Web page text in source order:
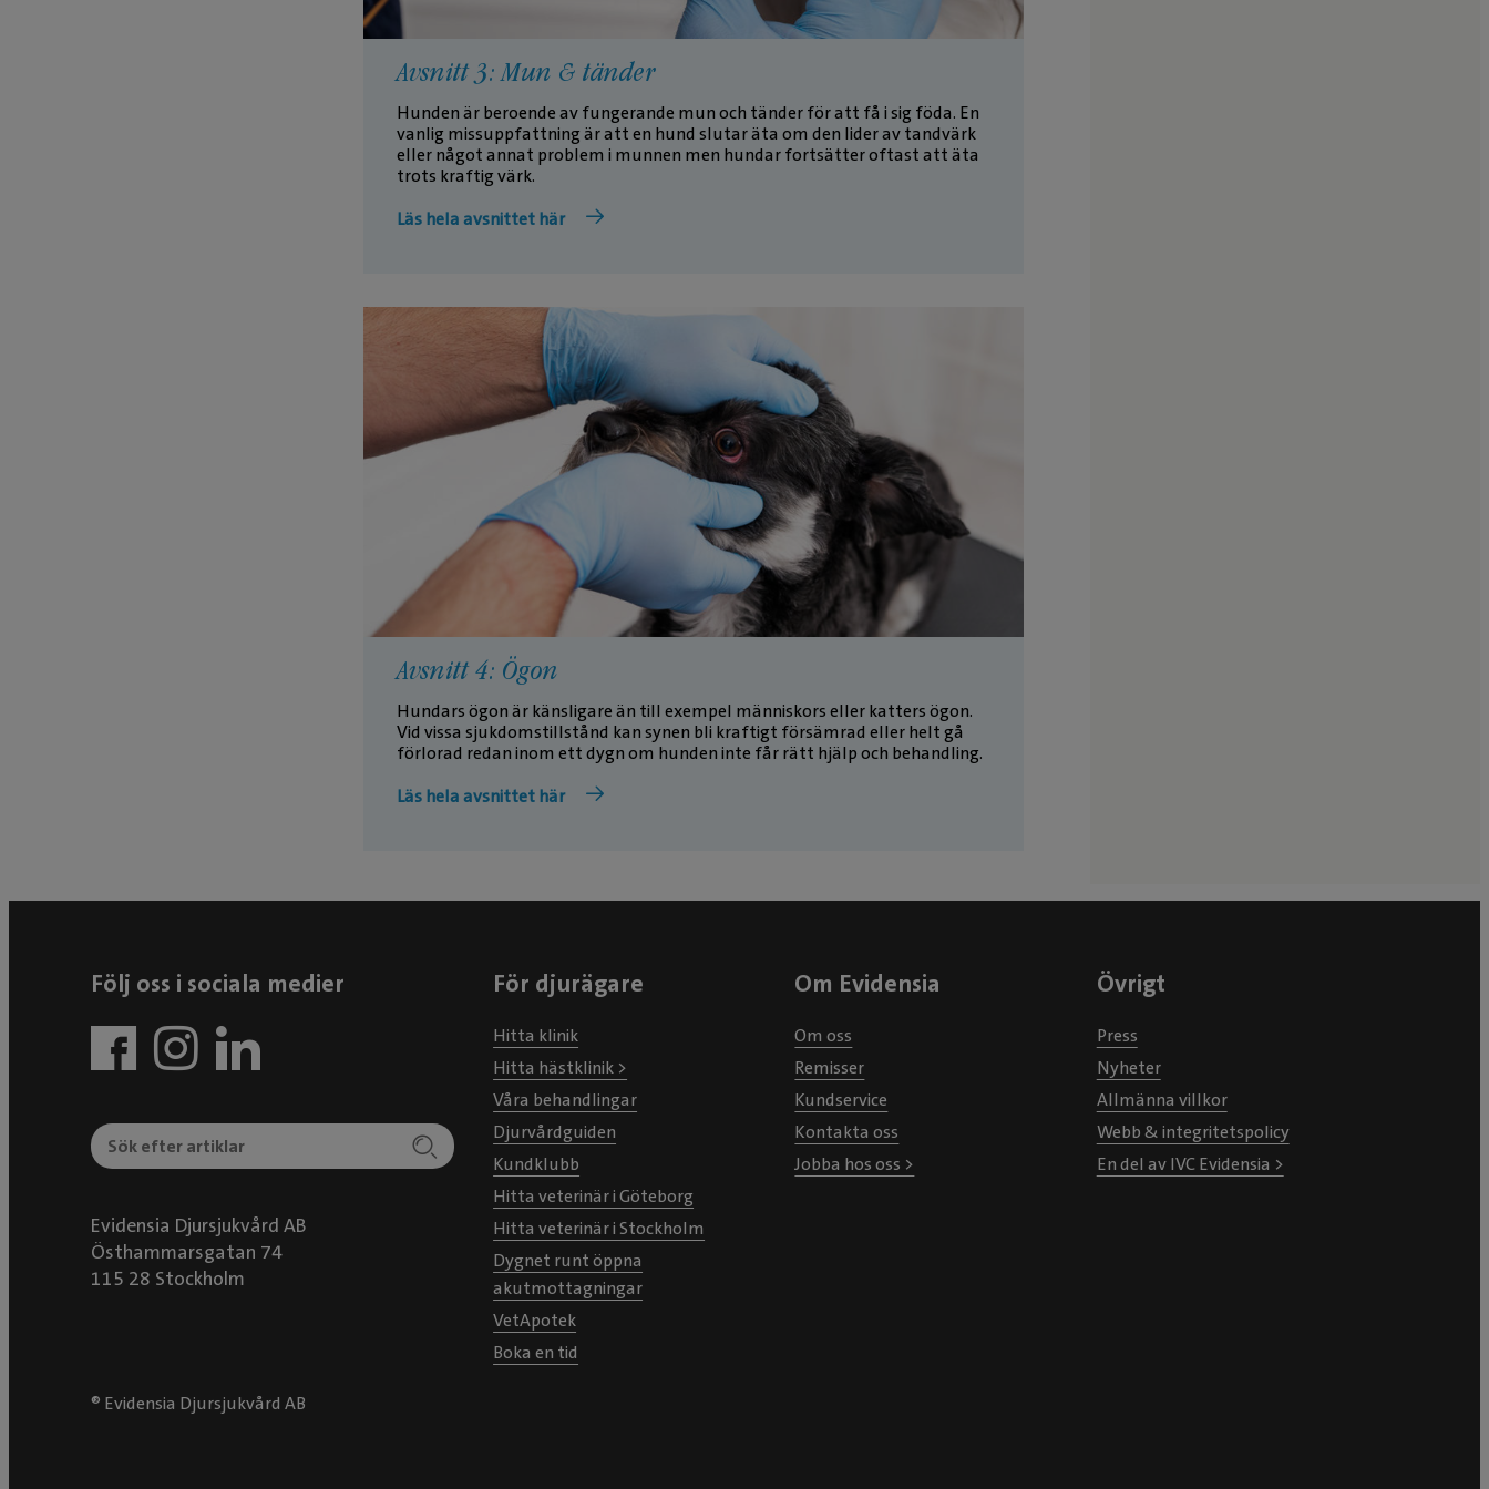
Avsnitt 3: Mun & tänder
Hunden är beroende av fungerande mun och tänder för att få i sig föda. En
vanlig missuppfattning är att en hund slutar äta om den lider av tandvärk
eller något annat problem i munnen men hundar fortsätter oftast att äta
trots kraftig värk.
Läs hela avsnittet här
Avsnitt 4: Ögon
Hundars ögon är känsligare än till exempel människors eller katters ögon.
Vid vissa sjukdomstillstånd kan synen bli kraftigt försämrad eller helt gå
förlorad redan inom ett dygn om hunden inte får rätt hjälp och behandling.
Läs hela avsnittet här
Följ oss i sociala medier
Evidensia Djursjukvård AB
Östhammarsgatan 74
115 28 Stockholm
För djurägare
Hitta klinik
Hitta hästklinik >
Våra behandlingar
Djurvårdguiden
Kundklubb
Hitta veterinär i Göteborg
Hitta veterinär i Stockholm
Dygnet runt öppna
akutmottagningar
VetApotek
Boka en tid
Om Evidensia
Om oss
Remisser
Kundservice
Kontakta oss
Jobba hos oss >
Övrigt
Press
Nyheter
Allmänna villkor
Webb & integritetspolicy
En del av IVC Evidensia >
® Evidensia Djursjukvård AB